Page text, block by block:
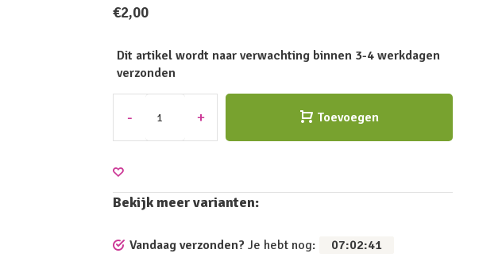
€2,00
Dit artikel wordt naar verwachting binnen 3-4 werkdagen
verzonden
- + Toevoegen
Bekijk meer varianten:
Vandaag verzonden? Je hebt nog: 07:02:41